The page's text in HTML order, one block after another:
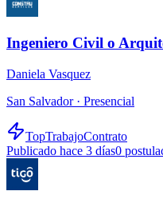
Ingeniero Civil o
Daniela Vasquez
San Salvador · Presencial
TopTrabajoContrato
Publicado hace 3 días0